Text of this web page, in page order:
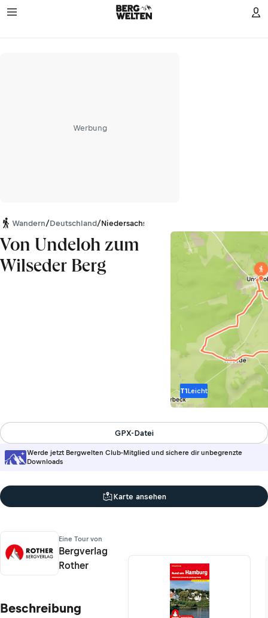
Werbung
Wandern/Deutschland/Niedersachsen
Von Undeloh zum
Wilseder Berg
T1Leicht
Werde jetzt Bergwelten Club-Mitglied und sichere dir unbegrenzte
Downloads
GPX-Datei
Karte ansehen
Eine Tour von
Bergverlag
Rother
Beschreibung